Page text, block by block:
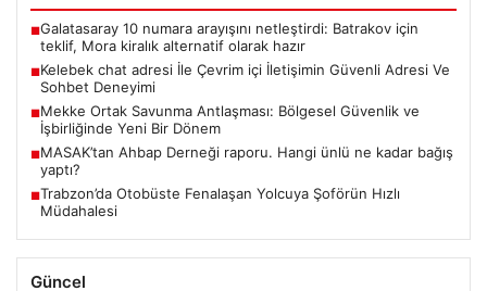
■Galatasaray 10 numara arayışını netleştirdi: Batrakov için
teklif, Mora kiralık alternatif olarak hazır
■Kelebek chat adresi İle Çevrim içi İletişimin Güvenli Adresi Ve
Sohbet Deneyimi
■Mekke Ortak Savunma Antlaşması: Bölgesel Güvenlik ve
İşbirliğinde Yeni Bir Dönem
■MASAK’tan Ahbap Derneği raporu. Hangi ünlü ne kadar bağış
yaptı?
■Trabzon’da Otobüste Fenalaşan Yolcuya Şoförün Hızlı
Müdahalesi
Güncel